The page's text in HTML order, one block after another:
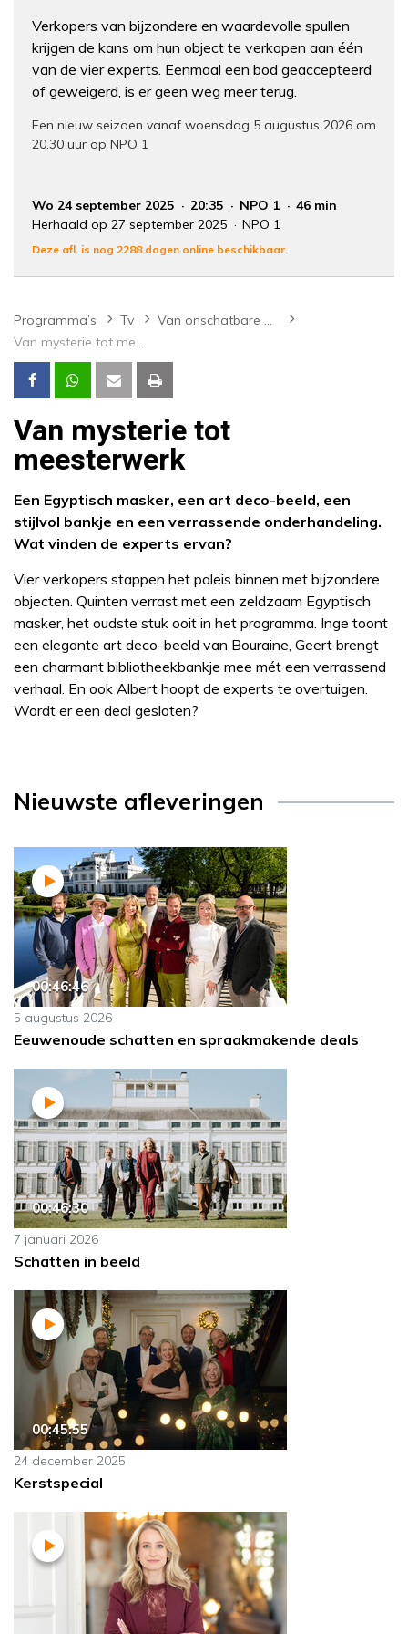
Verkopers van bijzondere en waardevolle spullen
krijgen de kans om hun object te verkopen aan één
van de vier experts. Eenmaal een bod geaccepteerd
of geweigerd, is er geen weg meer terug.
Een nieuw seizoen vanaf woensdag 5 augustus 2026 om
20.30 uur op NPO 1
Wo 24 september 2025 20:35 NPO 1
46 min
Herhaald op 27 september 2025
NPO 1
Deze afl. is nog 2288 dagen online beschikbaar.
Programma’s Tv
Van onschatbare waarde
Van mysterie tot meesterwerk
Van mysterie tot
meesterwerk
Een Egyptisch masker, een art deco-beeld, een
stijlvol bankje en een verrassende onderhandeling.
Wat vinden de experts ervan?
Vier verkopers stappen het paleis binnen met bijzondere
objecten. Quinten verrast met een zeldzaam Egyptisch
masker, het oudste stuk ooit in het programma. Inge toont
een elegante art deco-beeld van Bouraine, Geert brengt
een charmant bibliotheekbankje mee mét een verrassend
verhaal. En ook Albert hoopt de experts te overtuigen.
Wordt er een deal gesloten?
Nieuwste afleveringen
00:46:46
5 augustus 2026
Eeuwenoude schatten en spraakmakende deals
00:46:30
7 januari 2026
Schatten in beeld
00:45:55
24 december 2025
Kerstspecial